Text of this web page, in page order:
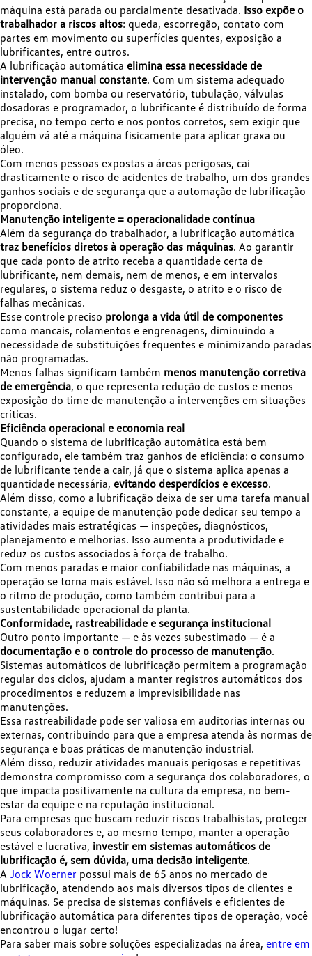
máquina está parada ou parcialmente desativada. Isso expõe o
trabalhador a riscos altos: queda, escorregão, contato com
partes em movimento ou superfícies quentes, exposição a
lubrificantes, entre outros.
A lubrificação automática elimina essa necessidade de
intervenção manual constante. Com um sistema adequado
instalado, com bomba ou reservatório, tubulação, válvulas
dosadoras e programador, o lubrificante é distribuído de forma
precisa, no tempo certo e nos pontos corretos, sem exigir que
alguém vá até a máquina fisicamente para aplicar graxa ou
óleo.
Com menos pessoas expostas a áreas perigosas, cai
drasticamente o risco de acidentes de trabalho, um dos grandes
ganhos sociais e de segurança que a automação de lubrificação
proporciona.
Manutenção inteligente = operacionalidade contínua
Além da segurança do trabalhador, a lubrificação automática
traz benefícios diretos à operação das máquinas. Ao garantir
que cada ponto de atrito receba a quantidade certa de
lubrificante, nem demais, nem de menos, e em intervalos
regulares, o sistema reduz o desgaste, o atrito e o risco de
falhas mecânicas.
Esse controle preciso prolonga a vida útil de componentes
como mancais, rolamentos e engrenagens, diminuindo a
necessidade de substituições frequentes e minimizando paradas
não programadas.
Menos falhas significam também menos manutenção corretiva
de emergência, o que representa redução de custos e menos
exposição do time de manutenção a intervenções em situações
críticas.
Eficiência operacional e economia real
Quando o sistema de lubrificação automática está bem
configurado, ele também traz ganhos de eficiência: o consumo
de lubrificante tende a cair, já que o sistema aplica apenas a
quantidade necessária, evitando desperdícios e excesso.
Além disso, como a lubrificação deixa de ser uma tarefa manual
constante, a equipe de manutenção pode dedicar seu tempo a
atividades mais estratégicas — inspeções, diagnósticos,
planejamento e melhorias. Isso aumenta a produtividade e
reduz os custos associados à força de trabalho.
Com menos paradas e maior confiabilidade nas máquinas, a
operação se torna mais estável. Isso não só melhora a entrega e
o ritmo de produção, como também contribui para a
sustentabilidade operacional da planta.
Conformidade, rastreabilidade e segurança institucional
Outro ponto importante — e às vezes subestimado — é a
documentação e o controle do processo de manutenção.
Sistemas automáticos de lubrificação permitem a programação
regular dos ciclos, ajudam a manter registros automáticos dos
procedimentos e reduzem a imprevisibilidade nas
manutenções.
Essa rastreabilidade pode ser valiosa em auditorias internas ou
externas, contribuindo para que a empresa atenda às normas de
segurança e boas práticas de manutenção industrial.
Além disso, reduzir atividades manuais perigosas e repetitivas
demonstra compromisso com a segurança dos colaboradores, o
que impacta positivamente na cultura da empresa, no bem-
estar da equipe e na reputação institucional.
Para empresas que buscam reduzir riscos trabalhistas, proteger
seus colaboradores e, ao mesmo tempo, manter a operação
estável e lucrativa, investir em sistemas automáticos de
lubrificação é, sem dúvida, uma decisão inteligente.
A Jock Woerner possui mais de 65 anos no mercado de
lubrificação, atendendo aos mais diversos tipos de clientes e
máquinas. Se precisa de sistemas confiáveis e eficientes de
lubrificação automática para diferentes tipos de operação, você
encontrou o lugar certo!
Para saber mais sobre soluções especializadas na área, entre em